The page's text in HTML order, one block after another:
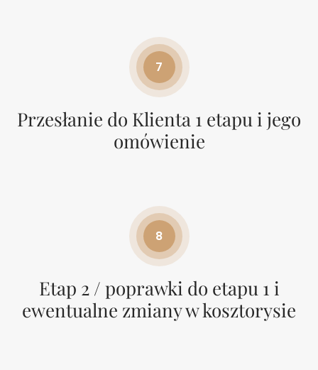
7
Przesłanie do Klienta 1 etapu i jego
omówienie
8
Etap 2 / poprawki do etapu 1 i
ewentualne zmiany w kosztorysie